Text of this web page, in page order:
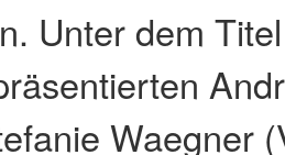
Unter dem
Waegner